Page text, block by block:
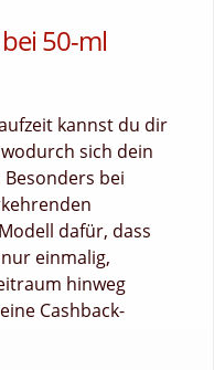
50-ml
kannst du dir
sich dein
bei
dafür, dass
einmalig,
hinweg
Cashback-